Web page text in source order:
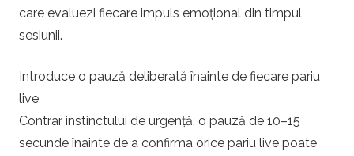
care evaluezi fiecare impuls emoțional din timpul
sesiunii.
Introduce o pauză deliberată înainte de fiecare pariu
live
Contrar instinctului de urgență, o pauză de 10–15
secunde înainte de a confirma orice pariu live poate